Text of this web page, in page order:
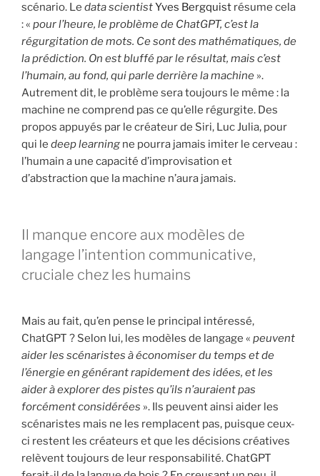
scénario. Le datascientistYves Bergquist résume cela
: « pour l’heure, le problème de ChatGPT, c’est la
régurgitation de mots. Ce sont des mathématiques, de
la prédiction. On est bluffé par le résultat, mais c’est
l’humain, au fond, qui parle derrière la machine ».
Autrement dit, le problème sera toujours le même : la
machine ne comprend pas ce qu’elle régurgite. Des
propos appuyés par le créateur de Siri, Luc Julia, pour
qui le deeplearning ne pourra jamais imiter le cerveau :
l’humain a une capacité d’improvisation et
d’abstraction que la machine n’aura jamais.
Il manque encore aux modèles de
langage l’intention communicative,
cruciale chez les humains
Mais au fait, qu’en pense le principal intéressé,
ChatGPT ? Selon lui, les modèles de langage « peuvent
aider les scénaristes à économiser du temps et de
l’énergie en générant rapidement des idées, et les
aider à explorer des pistes qu’ils n’auraient pas
forcément considérées ». Ils peuvent ainsi aider les
scénaristes mais ne les remplacent pas, puisque ceux-
ci restent les créateurs et que les décisions créatives
relèvent toujours de leur responsabilité. ChatGPT